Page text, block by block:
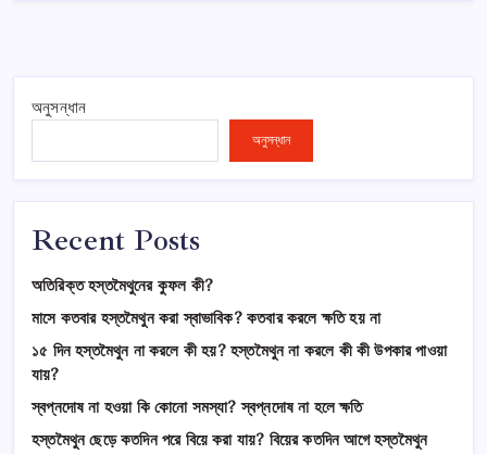
অনুসন্ধান
অনুসন্ধান
Recent Posts
অতিরিক্ত হস্তমৈথুনের কুফল কী?
মাসে কতবার হস্তমৈথুন করা স্বাভাবিক? কতবার করলে ক্ষতি হয় না
১৫ দিন হস্তমৈথুন না করলে কী হয়? হস্তমৈথুন না করলে কী কী উপকার পাওয়া
যায়?
স্বপ্নদোষ না হওয়া কি কোনো সমস্যা? স্বপ্নদোষ না হলে ক্ষতি
হস্তমৈথুন ছেড়ে কতদিন পরে বিয়ে করা যায়? বিয়ের কতদিন আগে হস্তমৈথুন